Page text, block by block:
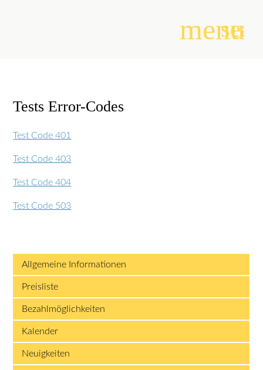
menu
Tests Error-Codes
Test Code 401
Test Code 403
Test Code 404
Test Code 503
Allgemeine Informationen
Preisliste
Bezahlmöglichkeiten
Kalender
Neuigkeiten